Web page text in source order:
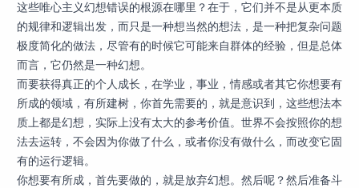
这些唯心主义幻想错误的根源在哪里？在于，它们并不是从更本质
的规律和逻辑出发，而只是一种想当然的想法，是一种把复杂问题
极度简化的做法，尽管有的时候它可能来自群体的经验，但是总体
而言，它仍然是一种幻想。
而要获得真正的个人成长，在学业，事业，情感或者其它你想要有
所成的领域，有所建树，你首先需要的，就是意识到，这些想法本
质上都是幻想，实际上没有太大的参考价值。世界不会按照你的想
法去运转，不会因为你做了什么，或者你没有做什么，而改变它固
有的运行逻辑。
你想要有所成，首先要做的，就是放弃幻想。然后呢？然后准备斗